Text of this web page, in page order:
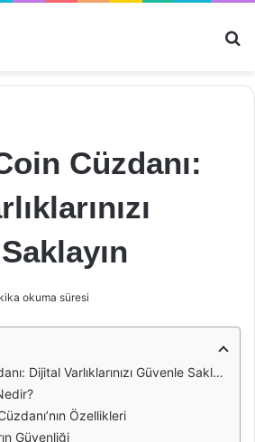
Cüzdanı:
okuma süresi
Dijital Varlıklarınızı Güvenle Saklayın
Özellikleri
Güvenliği